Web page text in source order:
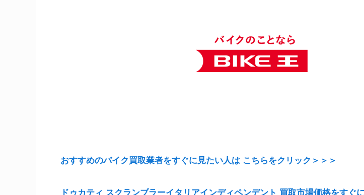
おすすめのバイク買取業者をすぐに見たい人は こちらをクリック＞＞＞
ドゥカティ スクランブラーイタリアインディペンデント 買取市場価格をすぐ